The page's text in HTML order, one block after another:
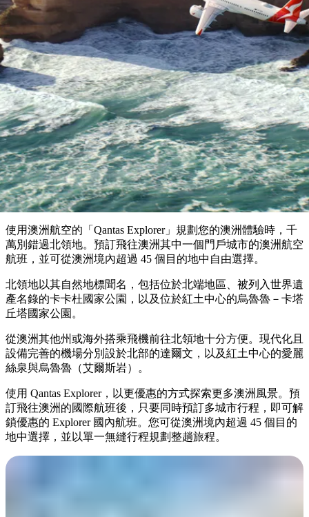
景
點
受
歡
迎
目
的
地
內
陸
和
戶
外
按
區
探
索
區布
家
公
園
必
玩
活
動
驗
旅
客
類
型
推
薦
榜
單
規
劃
您
的
旅
行
規
劃
和
預
訂
實
用
資
訊
規
劃
工
搜
澳大利亚航空通票
Qantas Explorer
使用澳洲航空的「Qantas Explorer」規劃您的澳洲體驗時，千
萬別錯過北領地。預訂飛往澳洲其中一個門戶城市的澳洲航空
航班，並可從澳洲境內超過 45 個目的地中自由選擇。
北領地以其自然地標聞名，包括位於北端地區、被列入世界遺
產名錄的卡卡杜國家公園，以及位於紅土中心的烏魯魯－卡塔
丘塔國家公園。
從澳洲其他州或海外搭乘飛機前往北領地十分方便。現代化且
設備完善的機場分別設於北部的達爾文，以及紅土中心的愛麗
絲泉與烏魯魯（艾爾斯岩）。
使用 Qantas Explorer，以更優惠的方式探索更多澳洲風景。預
訂飛往澳洲的國際航班後，只要同時預訂多城市行程，即可解
鎖優惠的 Explorer 國內航班。您可從澳洲境內超過 45 個目的
地中選擇，並以單一無縫行程規劃整趟旅程。